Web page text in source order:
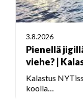
Pienellä
viehe? |
3.8.2026
Kalastus
koolla…